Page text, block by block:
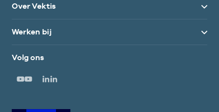
Over Vektis
Werken bij
Volg ons